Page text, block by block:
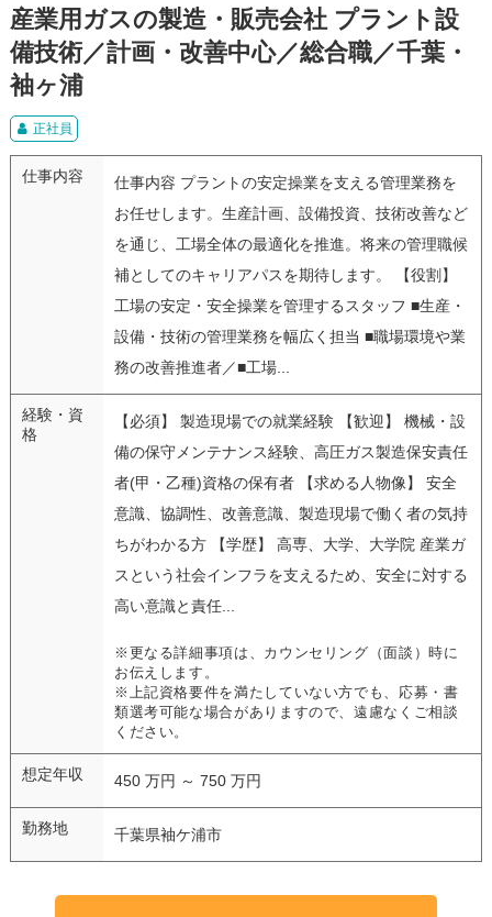
産業用ガスの製造・販売会社 プラント設
備技術／計画・改善中心／総合職／千葉・
袖ヶ浦
正社員
仕事内容
仕事内容 プラントの安定操業を支える管理業務を
お任せします。生産計画、設備投資、技術改善など
を通じ、工場全体の最適化を推進。将来の管理職候
補としてのキャリアパスを期待します。 【役割】
工場の安定・安全操業を管理するスタッフ ■生産・
設備・技術の管理業務を幅広く担当 ■職場環境や業
務の改善推進者／■工場...
経験・資
格
【必須】 製造現場での就業経験 【歓迎】 機械・設
備の保守メンテナンス経験、高圧ガス製造保安責任
者(甲・乙種)資格の保有者 【求める人物像】 安全
意識、協調性、改善意識、製造現場で働く者の気持
ちがわかる方 【学歴】 高専、大学、大学院 産業ガ
スという社会インフラを支えるため、安全に対する
高い意識と責任...
※更なる詳細事項は、カウンセリング（面談）時に
お伝えします。
※上記資格要件を満たしていない方でも、応募・書
類選考可能な場合がありますので、遠慮なくご相談
ください。
想定年収 450 万円 ～ 750 万円
勤務地 千葉県袖ケ浦市